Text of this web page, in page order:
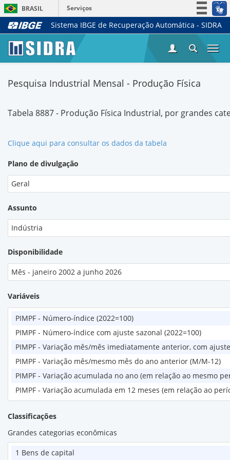
BRASIL
Serviços
Simplifique!
Acesso à informação
Canais
Sistema IBGE de Recuperação Automática - SIDRA
Pesquisa Industrial Mensal - Produção Física
Tabela 8887 - Produção Física Industrial, por grandes
Clique aqui para consultar os dados da tabela
Plano de divulgação
Geral
Assunto
Indústria
Disponibilidade
Mês - janeiro 2002 a junho 2026
Variáveis
PIMPF - Número-índice (2022=100)
PIMPF - Número-índice com ajuste sazonal (2022=100)
PIMPF - Variação mês/mês imediatamente anterior, com
PIMPF - Variação mês/mesmo mês do ano anterior (M/M-12)
PIMPF - Variação acumulada no ano (em relação ao mesmo
PIMPF - Variação acumulada em 12 meses (em relação ao
Classificações
Grandes categorias econômicas
1 Bens de capital